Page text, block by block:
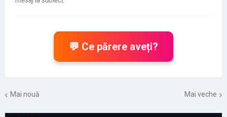
💬 Ce părere aveți?
Mai nouă Mai veche